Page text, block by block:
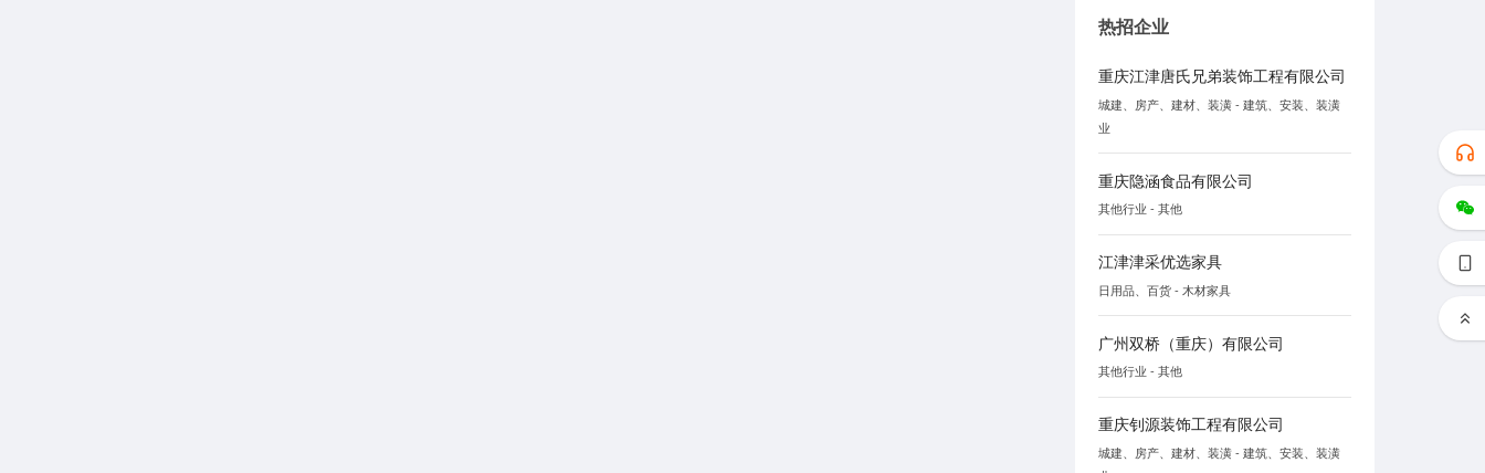
热招企业
重庆江津唐氏兄弟装饰工程有限公司
城建、房产、建材、装潢 - 建筑、安装、装潢
业
重庆隐涵食品有限公司
其他行业 - 其他
江津津采优选家具
日用品、百货 - 木材家具
广州双桥（重庆）有限公司
其他行业 - 其他
重庆钊源装饰工程有限公司
城建、房产、建材、装潢 - 建筑、安装、装潢